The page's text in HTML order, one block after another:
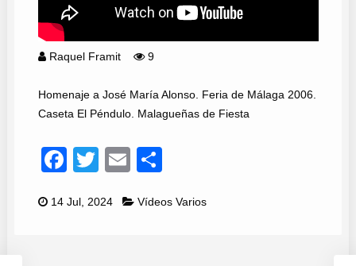
Raquel Framit 9
Homenaje a José María Alonso. Feria de Málaga 2006.
Caseta El Péndulo. Malagueñas de Fiesta
Facebook
TwitterEmail
14 Jul, 2024 Vídeos Varios